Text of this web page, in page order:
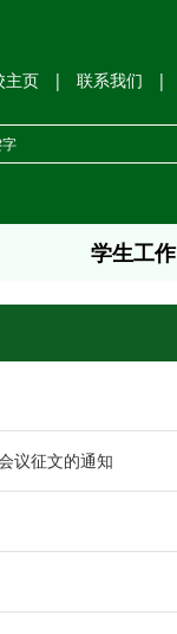
主页 | 联系我们 |
学生工作
议征文的通知